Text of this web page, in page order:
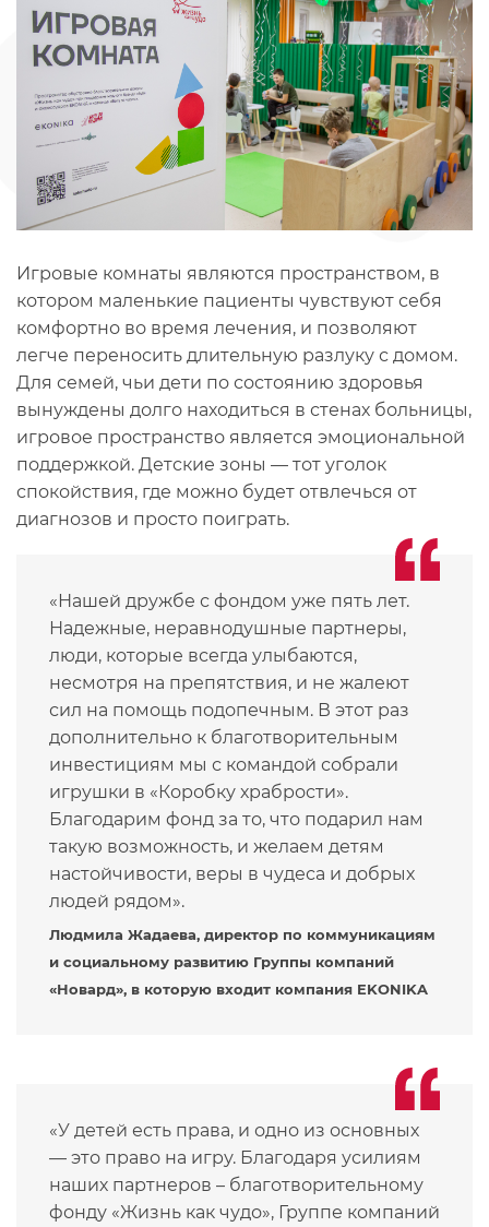
Игровые комнаты являются пространством, в
котором маленькие пациенты чувствуют себя
комфортно во время лечения, и позволяют
легче переносить длительную разлуку с домом.
Для семей, чьи дети по состоянию здоровья
вынуждены долго находиться в стенах больницы,
игровое пространство является эмоциональной
поддержкой. Детские зоны — тот уголок
спокойствия, где можно будет отвлечься от
диагнозов и просто поиграть.
«Нашей дружбе с фондом уже пять лет.
Надежные, неравнодушные партнеры,
люди, которые всегда улыбаются,
несмотря на препятствия, и не жалеют
сил на помощь подопечным. В этот раз
дополнительно к благотворительным
инвестициям мы с командой собрали
игрушки в «Коробку храбрости».
Благодарим фонд за то, что подарил нам
такую возможность, и желаем детям
настойчивости, веры в чудеса и добрых
людей рядом».
Людмила Жадаева, директор по коммуникациям
и социальному развитию Группы компаний
«Новард», в которую входит компания EKONIKA
«У детей есть права, и одно из основных
— это право на игру. Благодаря усилиям
наших партнеров – благотворительному
фонду «Жизнь как чудо», Группе компаний